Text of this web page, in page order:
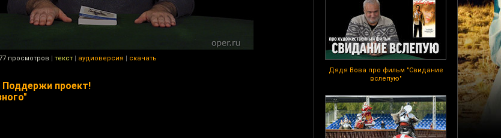
Дядя Вова про фильм "Свидание
вслепую"
просмотров | текст | аудиоверсия | скачать
проект!